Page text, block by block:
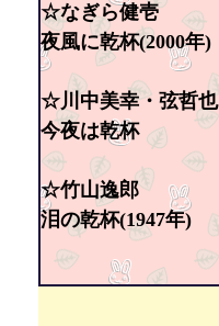
☆なぎら健壱
夜風に乾杯(2000年)
☆川中美幸・弦哲也
今夜は乾杯
☆竹山逸郎
泪の乾杯(1947年)